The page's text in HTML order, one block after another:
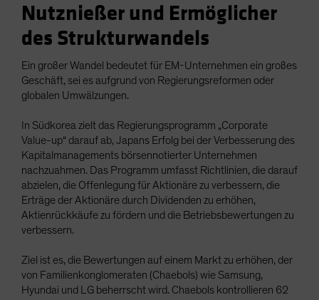
Nutznießer und Ermöglicher
des Strukturwandels
Ein großer Wandel bedeutet für EM-Unternehmen ein großes
Geschäft, sei es aufgrund von Regierungsreformen oder
globalen Umwälzungen.
In Südkorea zielt das Regierungsprogramm „Corporate
Value-up“ darauf ab, Japans Erfolg bei der Verbesserung des
Kapitalmanagements börsennotierter Unternehmen
nachzuahmen. Das Programm umfasst Richtlinien, die darauf
abzielen, die Offenlegung für Aktionäre zu verbessern, die
Erträge der Aktionäre durch Dividenden zu erhöhen,
Aktienrückkäufe zu fördern und die Betriebsbewertungen zu
verbessern.
Ziel ist es, die Bewertungen auf einem Markt zu erhöhen, der
von Familienkonglomeraten (Chaebols) wie Samsung,
Hyundai und LG beherrscht wird. Chaebols kontrollieren 62